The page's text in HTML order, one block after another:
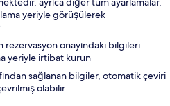
yeriyle görüşülerek
rezervasyon onayındaki bilgileri
yeriyle irtibat kurun
sağlanan bilgiler, otomatik çeviri
olabilir